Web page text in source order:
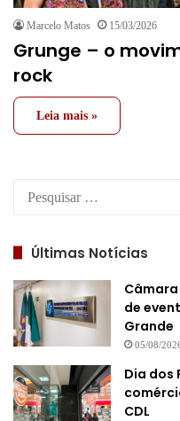
Marcelo Matos 15/03/2026
Grunge – o
rock
Leia mais »
Últimas Notícias
de
Grande
05/08/
Dia dos
CDL